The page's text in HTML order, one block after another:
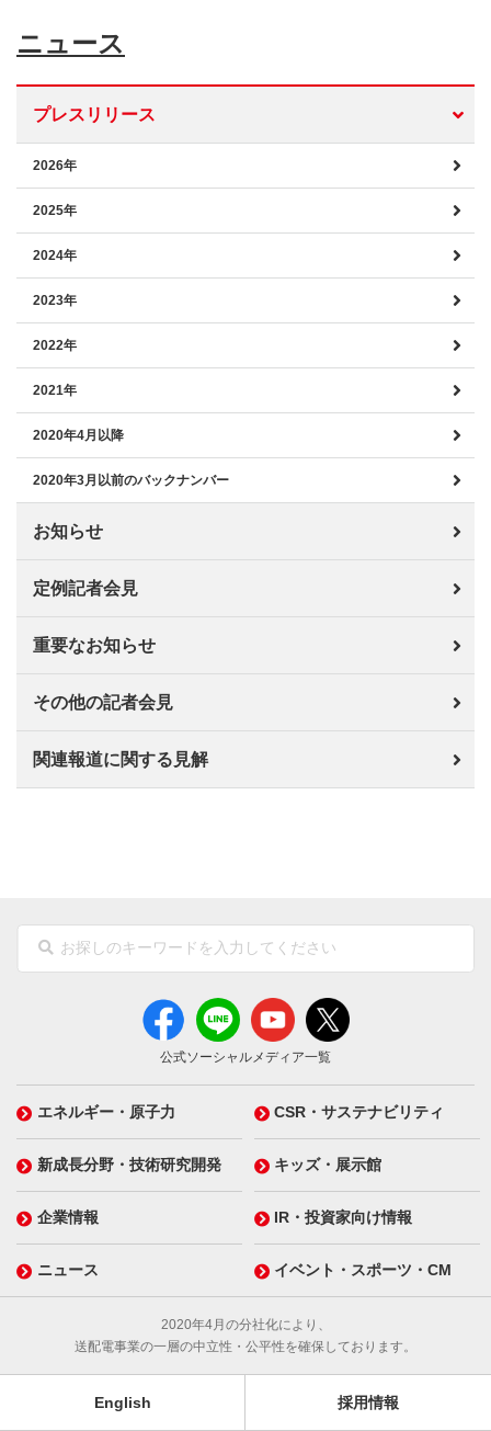
ニュース
プレスリリース
2026年
2025年
2024年
2023年
2022年
2021年
2020年4月以降
2020年3月以前のバックナンバー
お知らせ
定例記者会見
重要なお知らせ
その他の記者会見
関連報道に関する見解
公式ソーシャルメディア一覧
エネルギー・原子力 CSR・サステナビリティ
新成長分野・技術研究開発 キッズ・展示館
企業情報 IR・投資家向け情報
ニュース イベント・スポーツ・CM
2020年4月の分社化により、
送配電事業の一層の中立性・公平性を確保しております。
English 採用情報